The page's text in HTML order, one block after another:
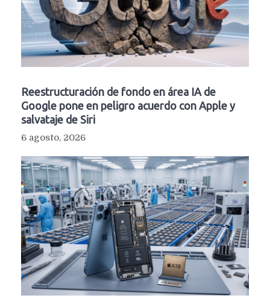
Reestructuración de fondo en área IA de
Google pone en peligro acuerdo con Apple y
salvataje de Siri
6 agosto, 2026